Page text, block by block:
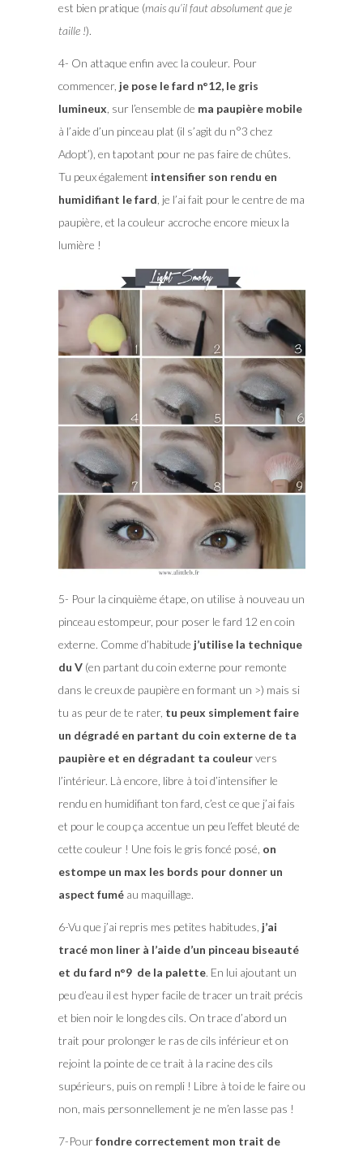
est bien pratique (mais qu’il faut absolument que je
taille !).
4- On attaque enfin avec la couleur. Pour
commencer, je pose le fard n°12, le gris
lumineux , sur l’ensemble de ma paupière mobile
à l’aide d’un pinceau plat (il s’agit du n°3 chez
Adopt’), en tapotant pour ne pas faire de chûtes.
Tu peux également intensifier son rendu en
humidifiant le fard , je l’ai fait pour le centre de ma
paupière, et la couleur accroche encore mieux la
lumière !
5- Pour la cinquième étape, on utilise à nouveau un
pinceau estompeur, pour poser le fard 12 en coin
externe. Comme d’habitude j’utilise la technique
du V(en partant du coin externe pour remonte
dans le creux de paupière en formant un >) mais si
tu as peur de te rater, tu peux simplement faire
un dégradé en partant du coin externe de ta
paupière et en dégradant ta couleurvers
l’intérieur. Là encore, libre à toi d’intensifier le
rendu en humidifiant ton fard, c’est ce que j’ai fais
et pour le coup ça accentue un peu l’effet bleuté de
cette couleur ! Une fois le gris foncé posé, on
estompe un max les bords pour donner un
aspect fuméau maquillage.
6-Vu que j’ai repris mes petites habitudes, j’ai
tracé mon liner à l’aide d’un pinceau biseauté
et du fard n°9 de la palette. En lui ajoutant un
peu d’eau il est hyper facile de tracer un trait précis
et bien noir le long des cils. On trace d’abord un
trait pour prolonger le ras de cils inférieur et on
rejoint la pointe de ce trait à la racine des cils
supérieurs, puis on rempli ! Libre à toi de le faire ou
non, mais personnellement je ne m’en lasse pas !
7-Pourfondre correctement mon trait de